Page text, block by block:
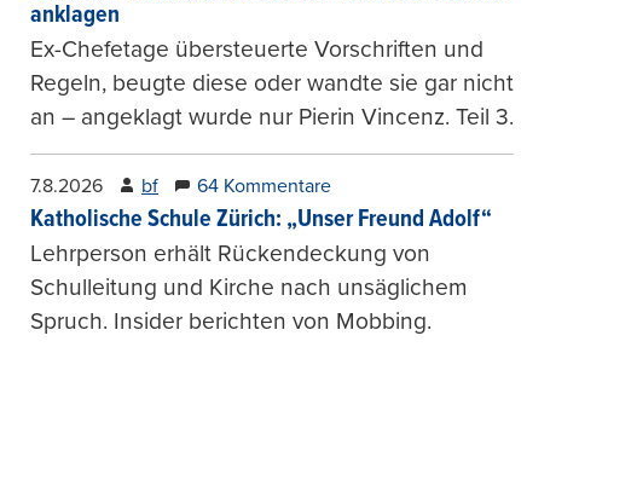
anklagen
Ex-Chefetage übersteuerte Vorschriften und
Regeln, beugte diese oder wandte sie gar nicht
an – angeklagt wurde nur Pierin Vincenz. Teil 3.
7.8.2026 bf 64 Kommentare
Katholische Schule Zürich: „Unser Freund Adolf“
Lehrperson erhält Rückendeckung von
Schulleitung und Kirche nach unsäglichem
Spruch. Insider berichten von Mobbing.